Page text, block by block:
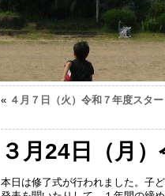
« ４月７日（火）令和７年度スタ
３月24日（月
本日は修了式が行われました。子